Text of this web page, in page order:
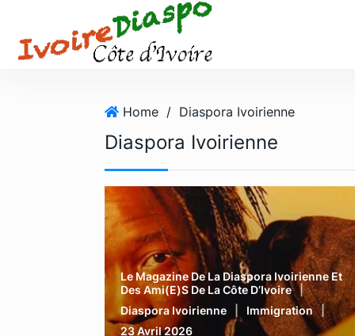
Home / Diaspora Ivoirienne
Diaspora Ivoirienne
Le Magazine De La Diaspora Ivoirienne Et
Des Ami(e)s De La Côte D’Ivoire
Diaspora Ivoirienne
Immigration
23 Avril 2026